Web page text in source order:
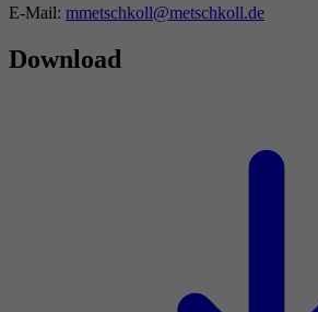
E-Mail: mmetschkoll@metschkoll.de
Download